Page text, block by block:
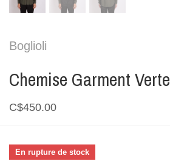
Boglioli
Chemise Garment Verte
C$450.00
En rupture de stock